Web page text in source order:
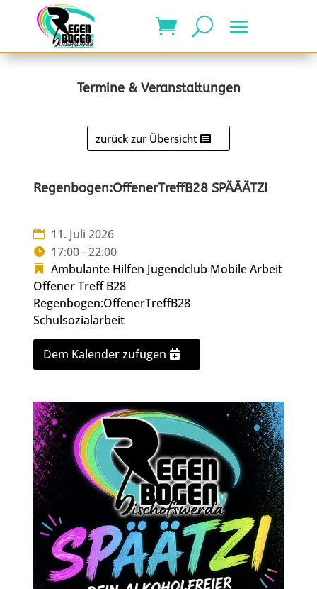
Termine & Veranstaltungen
zurück zur Übersicht
Regenbogen:OffenerTreffB28 SPÄÄÄTZI
11. Juli 2026
17:00 - 22:00
Ambulante Hilfen Jugendclub Mobile Arbeit
Offener Treff B28
Regenbogen:OffenerTreffB28
Schulsozialarbeit
Dem Kalender zufügen